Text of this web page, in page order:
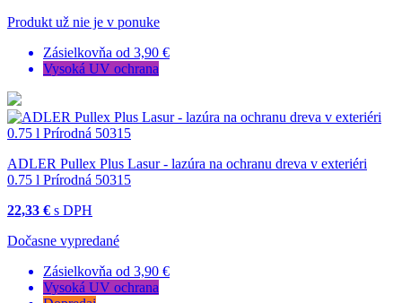
Produkt už nie je v ponuke
Zásielkovňa od 3,90 €
Vysoká UV ochrana
ADLER Pullex Plus Lasur - lazúra na ochranu dreva v exteriéri
0.75 l Prírodná 50315
22,33 € s DPH
Dočasne vypredané
Zásielkovňa od 3,90 €
Vysoká UV ochrana